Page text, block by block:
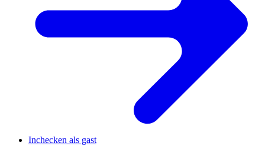
Inchecken als gast